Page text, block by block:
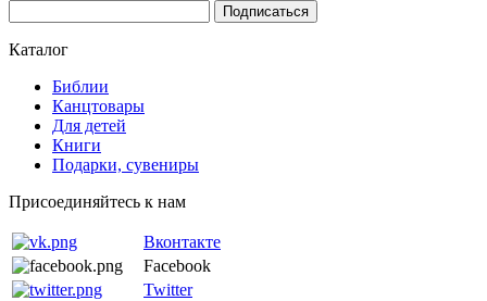
Каталог
Библии
Канцтовары
Для детей
Книги
Подарки, сувениры
Присоединяйтесь к нам
Вконтакте
Facebook
Twitter